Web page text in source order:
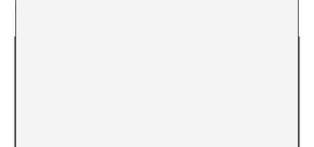
música y gana mucho dinero.